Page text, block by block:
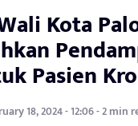
Kota
Pasien
18, 2024 - 12:06 - 2 min